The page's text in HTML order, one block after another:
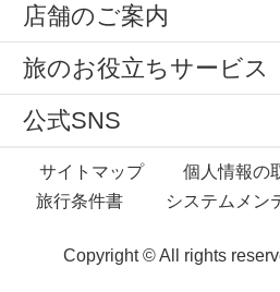
店舗のご案内
旅のお役立ちサービス
公式SNS
サイトマップ 個人情報の
旅行条件書
システムメン
Copyright © All rights